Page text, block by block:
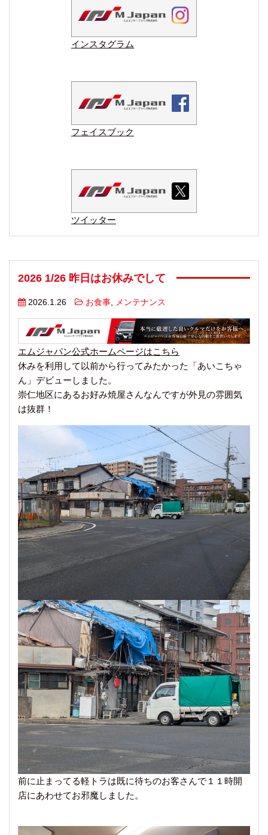
インスタグラム
フェイスブック
ツイッター
2026 1/26 昨日はお休みでして
2026.1.26 お食事, メンテナンス
エムジャパン公式ホームページはこちら
休みを利用して以前から行ってみたかった「あいこちゃ
ん」デビューしました。
崇仁地区にあるお好み焼屋さんなんですが外見の雰囲気
は抜群！
前に止まってる軽トラは既に待ちのお客さんで１１時開
店にあわせてお邪魔しました。